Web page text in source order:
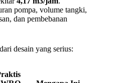
pompa, volume tangki,
dan pembebanan
desain yang serius: